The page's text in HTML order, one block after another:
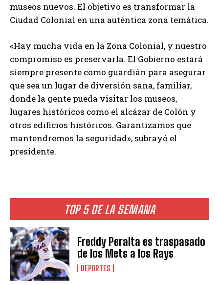
TOP 5 DE LA SEMANA
Freddy Peralta es traspasado
de los Mets a los Rays
DEPORTES
museos nuevos. El objetivo es transformar la
Ciudad Colonial en una auténtica zona temática.
«Hay mucha vida en la Zona Colonial, y nuestro
compromiso es preservarla. El Gobierno estará
siempre presente como guardián para asegurar
que sea un lugar de diversión sana, familiar,
donde la gente pueda visitar los museos,
lugares históricos como el alcázar de Colón y
otros edificios históricos. Garantizamos que
mantendremos la seguridad», subrayó el
presidente.